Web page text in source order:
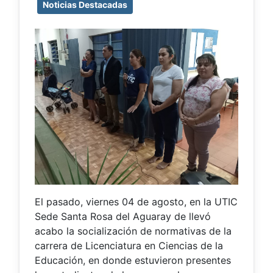
Noticias Destacadas
El pasado, viernes 04 de agosto, en la UTIC
Sede Santa Rosa del Aguaray de llevó
acabo la socialización de normativas de la
carrera de Licenciatura en Ciencias de la
Educación, en donde estuvieron presentes